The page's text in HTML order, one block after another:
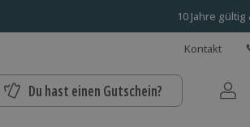
10 Jahre
Kontakt
Du hast einen Gutschein?